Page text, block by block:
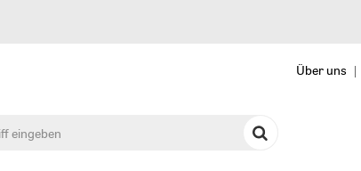
Über uns